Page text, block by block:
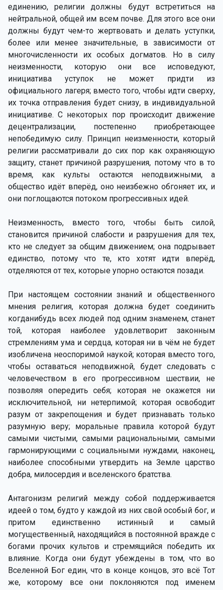
единению, религии должны будут встретиться на
нейтральной, общей им всем почве. Для этого все они
должны будут чем-то жертвовать и делать уступки,
более или менее значительные, в зависимости от
многочисленности их особых догматов. Но в силу
неизменности, которую они все исповедуют,
инициатива уступок не может придти из
официального лагеря; вместо того, чтобы идти сверху,
их точка отправления будет снизу, в индивидуальной
инициативе. С некоторых пор происходит движение
децентрализации, постепенно приобретающее
непобедимую силу. Принцип неизменности, который
религии рассматривали до сих пор как охраняющую
защиту, станет причиной разрушения, потому что в то
время, как культы остаются неподвижными, а
общество идёт вперёд, оно неизбежно обгоняет их, и
они поглощаются потоком прогрессивных идей.
Неизменность, вместо того, чтобы быть силой,
становится причиной слабости и разрушения для тех,
кто не следует за общим движением; она подрывает
единство, потому что те, кто хотят идти вперёд,
отделяются от тех, которые упорно остаются позади.
При настоящем состоянии знаний и общественного
мнения религия, которая должна будет соединить
когданибудь всех людей под одним знаменем, станет
той, которая наиболее удовлетворит законным
стремлениям ума и сердца, которая ни в чём не будет
изобличена неоспоримой наукой; которая вместо того,
чтобы оставаться неподвижной, будет следовать с
человечеством в его прогрессивном шествии, не
позволяя опередить себя; которая не окажется ни
исключительной, ни нетерпимой; которая освободит
разум от закрепощения и будет признавать только
разумную веру; моральные правила которой будут
самыми чистыми, самыми рациональными, самыми
гармонирующими с социальными нуждами, наконец,
наиболее способными утвердить на Земле царство
добра, милосердия и вселенского братства.
Антагонизм религий между собой поддерживается
идеей о том, будто у каждой из них свой особый бог, и
притом единственно истинный и самый
могущественный, находящийся в постоянной вражде с
богами прочих культов и стремящийся победить их
влияние. Когда они будут убеждены в том, что во
Вселенной Бог един, что в конце концов, это всё Тот
же, которому все они поклоняются под именем